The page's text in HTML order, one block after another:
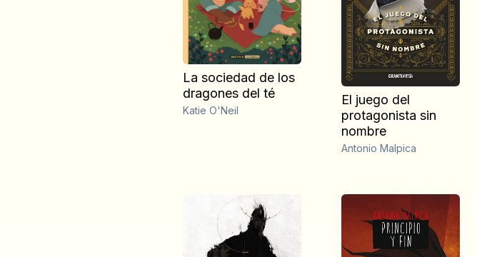
La sociedad de los
dragones del té
Katie O'Neil
El juego del
protagonista sin
nombre
Antonio Malpica